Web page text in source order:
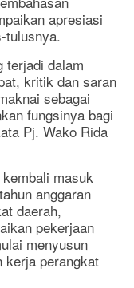
apresiasi
tulusnya.
terjadi dalam
kritik dan saran
sebagai
fungsinya bagi
Pj. Wako Rida
masuk
anggaran
daerah,
pekerjaan
menyusun
kerja perangkat